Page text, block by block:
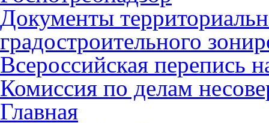
Документы
градостроительного
Всероссийская перепись
Комиссия по делам
Главная